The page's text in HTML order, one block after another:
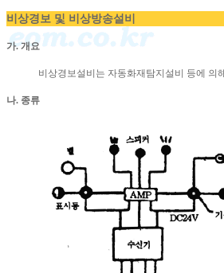
비상경보 및 비상방송설비
가. 개요
비상경보설비는 자동화재탐지설비 등에 의
나. 종류